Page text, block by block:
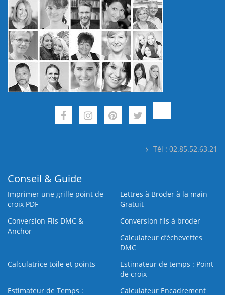
Tél : 02.85.52.63.21
Conseil & Guide
Imprimer une grille point de
croix PDF
Lettres à Broder à la main
Gratuit
Conversion Fils DMC &
Anchor
Conversion fils à broder
Calculateur d’échevettes
DMC
Calculatrice toile et points
Estimateur de temps : Point
de croix
Estimateur de Temps :
Calculateur Encadrement